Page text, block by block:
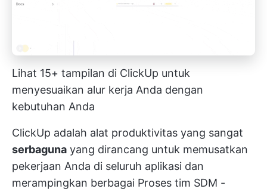
Lihat 15+ tampilan di ClickUp untuk
menyesuaikan alur kerja Anda dengan
kebutuhan Anda
ClickUp adalah alat produktivitas yang sangat
serbaguna yang dirancang untuk memusatkan
pekerjaan Anda di seluruh aplikasi dan
merampingkan berbagai Proses tim SDM -